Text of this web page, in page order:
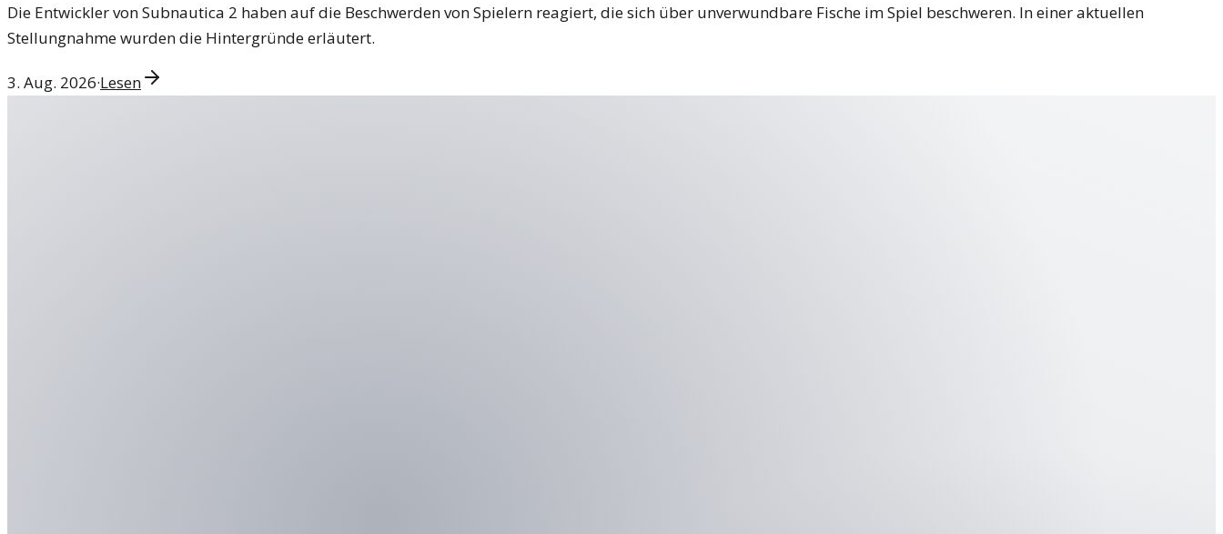
Die Entwickler von Subnautica 2 haben auf die Beschwerden von Spielern reagiert, die sich über unverwundbare Fische im Spiel beschweren. In einer aktuellen
Stellungnahme wurden die Hintergründe erläutert.
3. Aug. 2026·Lesen